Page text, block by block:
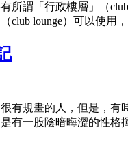
所謂「行政樓層」（
club lounge）可以使
有規畫的人，但是，
有一股陰暗晦澀的性